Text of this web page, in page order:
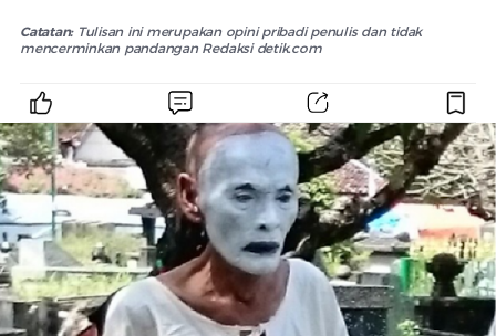
Catatan:Tulisan ini merupakan opini pribadi penulis dan tidak
mencerminkan pandangan Redaksi detik.com